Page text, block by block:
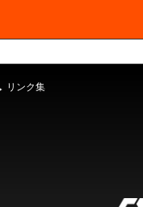
リンク集